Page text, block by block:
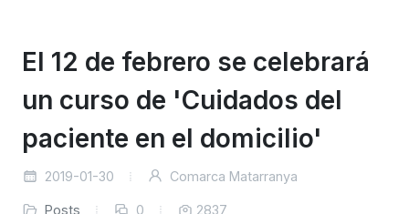
El 12 de febrero se celebrará
un curso de 'Cuidados del
paciente en el domicilio'
2019-01-30 Comarca Matarranya
Posts 0 2837